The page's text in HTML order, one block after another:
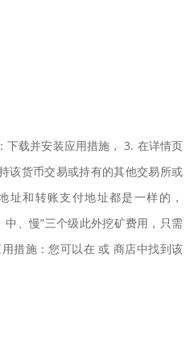
下载并安装应用措施， 3. 在详情页
该货币交易或持有的其他交易所或
址和转账支付地址都是一样的，
中、慢”三个级此外挖矿费用，只需
措施：您可以在 或 商店中找到该